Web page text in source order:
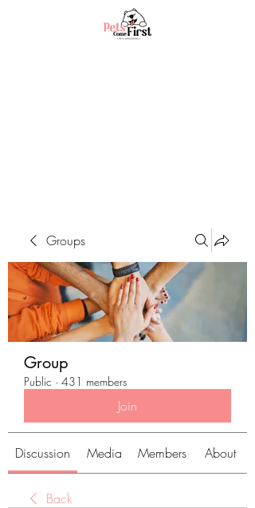
Groups
Group
Public · 431 members
Join
Discussion Media Members About
Back